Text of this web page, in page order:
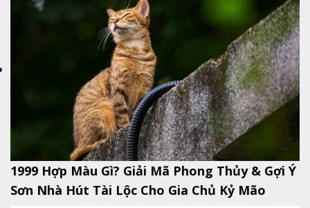
1999 Hợp Màu Gì? Giải Mã Phong Thủy & Gợi Ý
Sơn Nhà Hút Tài Lộc Cho Gia Chủ Kỷ Mão